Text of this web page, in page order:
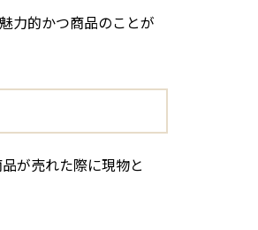
力的かつ商品のことが
が売れた際に現物と